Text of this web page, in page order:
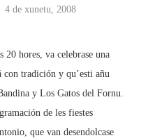
4 de xunetu, 2008
hores, va celebrase una
tradición y qu’esti añu
y Los Gatos del Fornu.
de les fiestes
que van desendolcase